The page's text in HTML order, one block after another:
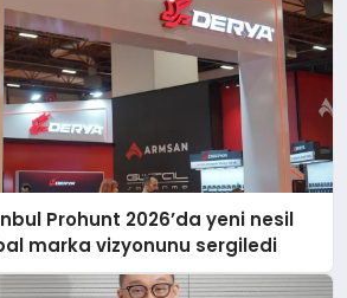
Prohunt 2026’da yeni nesil
marka vizyonunu sergiledi